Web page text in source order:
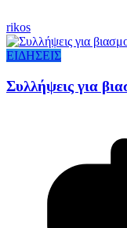
rikos
ΕΙΔΗΣΕΙΣ
Συλλήψεις για